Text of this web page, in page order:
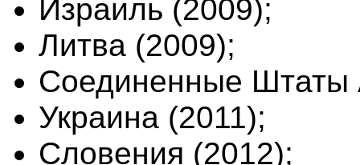
Израиль (2009);
Литва (2009);
Соединенные Штаты
Украина (2011);
Словения (2012);